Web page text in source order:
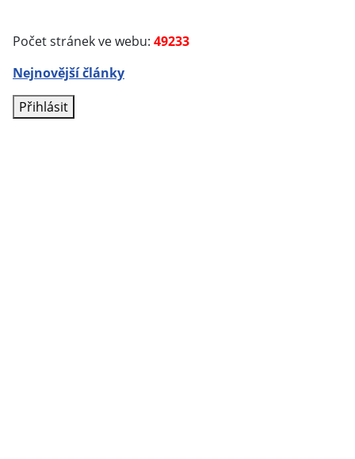
Počet stránek ve webu: 49233
Nejnovější články
Přihlásit